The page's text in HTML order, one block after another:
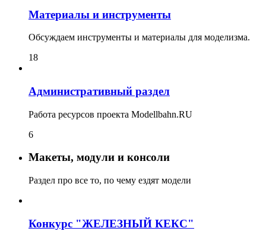
Материалы и инструменты
Обсуждаем инструменты и материалы для моделизма.
18
Административный раздел
Работа ресурсов проекта Modellbahn.RU
6
Макеты, модули и консоли
Раздел про все то, по чему ездят модели
Конкурс "ЖЕЛЕЗНЫЙ КЕКС"